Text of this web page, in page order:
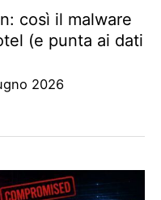
così il malware
(e punta ai dati
2026